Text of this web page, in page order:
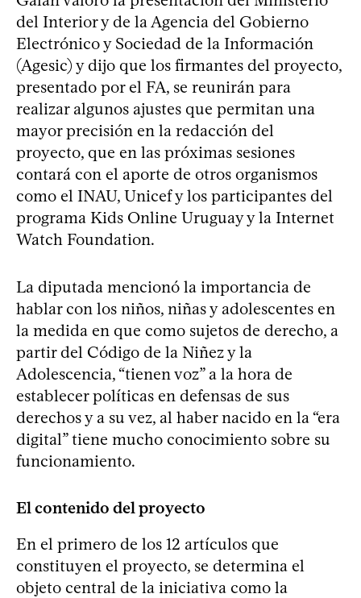
del Interior y de la Agencia del Gobierno
Electrónico y Sociedad de la Información
(Agesic) y dijo que los firmantes del proyecto,
presentado por el FA, se reunirán para
realizar algunos ajustes que permitan una
mayor precisión en la redacción del
proyecto, que en las próximas sesiones
contará con el aporte de otros organismos
como el INAU, Unicef y los participantes del
programa Kids Online Uruguay y la Internet
Watch Foundation.
La diputada mencionó la importancia de
hablar con los niños, niñas y adolescentes en
la medida en que como sujetos de derecho, a
partir del Código de la Niñez y la
Adolescencia, “tienen voz” a la hora de
establecer políticas en defensas de sus
derechos y a su vez, al haber nacido en la “era
digital” tiene mucho conocimiento sobre su
funcionamiento.
El contenido del proyecto
En el primero de los 12 artículos que
constituyen el proyecto, se determina el
objeto central de la iniciativa como la